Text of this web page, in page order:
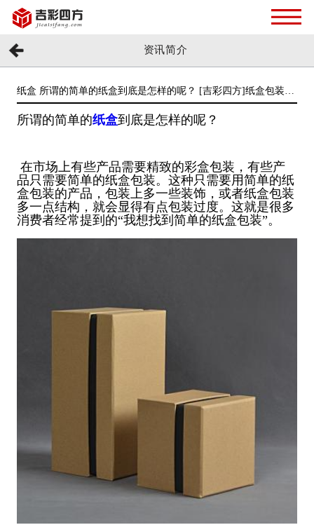
资讯简介
纸盒 所谓的简单的纸盒到底是怎样的呢？ [吉彩四方]纸盒包装定
时印刷厂家
所谓的简单的纸盒到底是怎样的呢？
在市场上有些产品需要精致的彩盒包装，有些产
品只需要简单的纸盒包装。这种只需要用简单的纸
盒包装的产品，包装上多一些装饰，或者纸盒包装
多一点结构，就会显得有点包装过度。这就是很多
消费者经常提到的“我想找到简单的纸盒包装”。